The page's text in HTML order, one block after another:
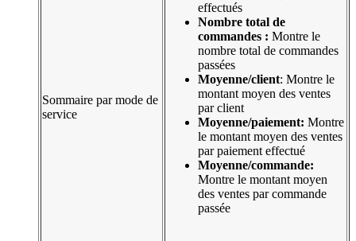
Sommaire par mode de
service
effectués
Nombre total de
commandes : Montre le
nombre total de commandes
passées
Moyenne/client: Montre le
montant moyen des ventes
par client
Moyenne/paiement: Montre
le montant moyen des ventes
par paiement effectué
Moyenne/commande:
Montre le montant moyen
des ventes par commande
passée